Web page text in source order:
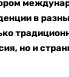
в
но и